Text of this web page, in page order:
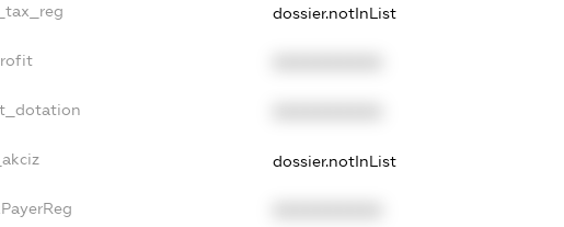
dossier.notInList
dossier.notInList